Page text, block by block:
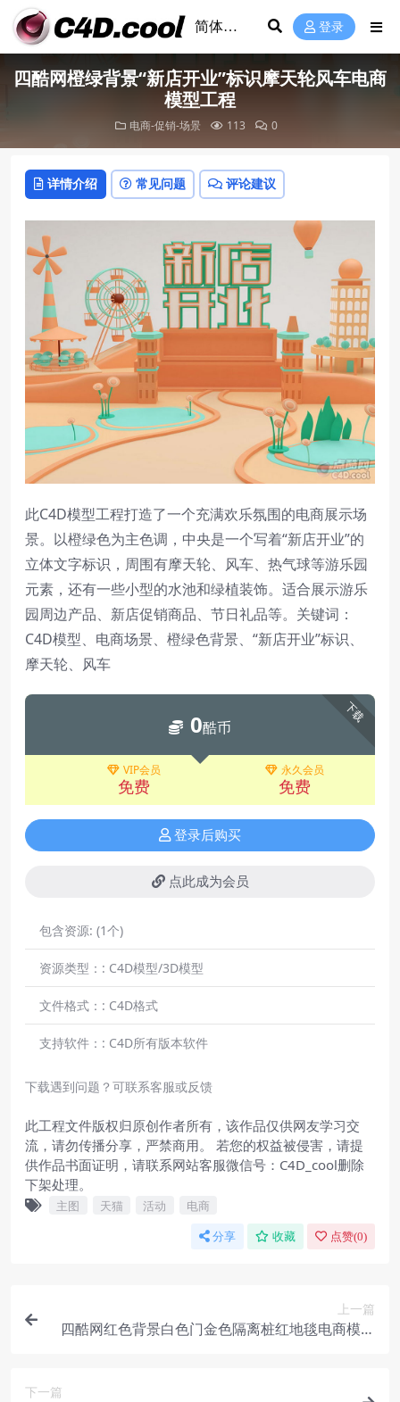
登录
四酷网橙绿背景“新店开业”标识摩天轮风车电商
模型工程
电商-促销-场景 113 0
详情介绍 常见问题 评论建议
此C4D模型工程打造了一个充满欢乐氛围的电商展示场
景。以橙绿色为主色调，中央是一个写着“新店开业”的
立体文字标识，周围有摩天轮、风车、热气球等游乐园
元素，还有一些小型的水池和绿植装饰。适合展示游乐
园周边产品、新店促销商品、节日礼品等。关键词：
C4D模型、电商场景、橙绿色背景、“新店开业”标识、
摩天轮、风车
下载
0酷币
VIP会员
免费
永久会员
免费
登录后购买
点此成为会员
包含资源: (1个)
资源类型：: C4D模型/3D模型
文件格式：: C4D格式
支持软件：: C4D所有版本软件
下载遇到问题？可联系客服或反馈
此工程文件版权归原创作者所有，该作品仅供网友学习交
流，请勿传播分享，严禁商用。 若您的权益被侵害，请提
供作品书面证明，请联系网站客服微信号：C4D_cool删除
下架处理。
主图 天猫 活动 电商
分享 收藏 点赞(0)
上一篇
四酷网红色背景白色门金色隔离桩红地毯电商模型
下一篇